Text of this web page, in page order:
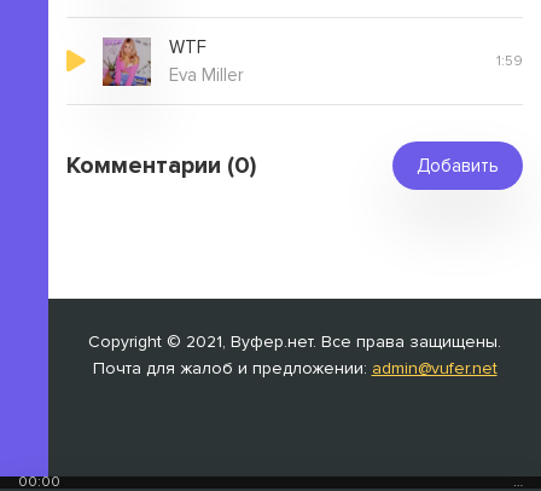
WTF
Eva Miller
1:59
Комментарии (0) Добавить
Copyright © 2021, Вуфер.нет. Все права защищены.
Почта для жалоб и предложении: admin@vufer.net
00:00 …